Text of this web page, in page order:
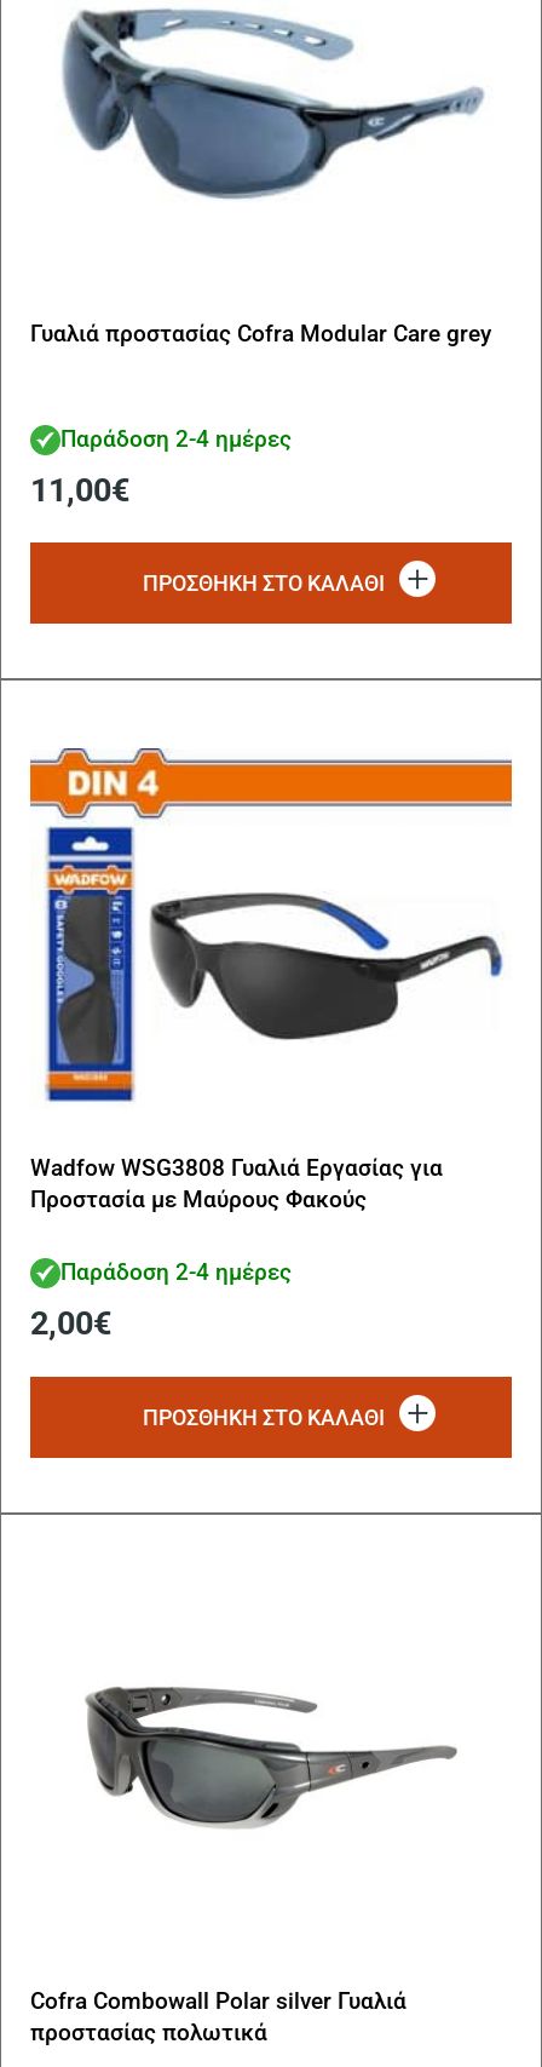
Γυαλιά προστασίας Cofra Modular Care grey
Παράδοση 2-4 ημέρες
11,00€
ΠΡΟΣΘΗΚΗ ΣΤΟ ΚΑΛΑΘΙ
Wadfow WSG3808 Γυαλιά Εργασίας για
Προστασία με Μαύρους Φακούς
Παράδοση 2-4 ημέρες
2,00€
ΠΡΟΣΘΗΚΗ ΣΤΟ ΚΑΛΑΘΙ
Cofra Combowall Polar silver Γυαλιά
προστασίας πολωτικά